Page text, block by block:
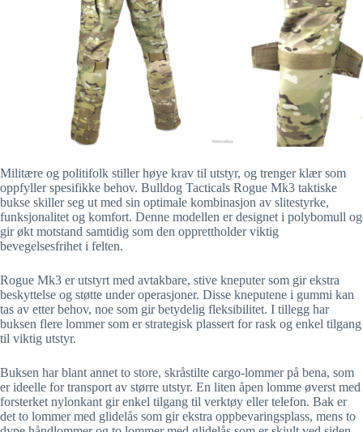
Militære og politifolk stiller høye krav til utstyr, og trenger klær som
oppfyller spesifikke behov. Bulldog Tacticals Rogue Mk3 taktiske
bukse skiller seg ut med sin optimale kombinasjon av slitestyrke,
funksjonalitet og komfort. Denne modellen er designet i polybomull og
gir økt motstand samtidig som den opprettholder viktig
bevegelsesfrihet i felten.
Rogue Mk3 er utstyrt med avtakbare, stive kneputer som gir ekstra
beskyttelse og støtte under operasjoner. Disse kneputene i gummi kan
tas av etter behov, noe som gir betydelig fleksibilitet. I tillegg har
buksen flere lommer som er strategisk plassert for rask og enkel tilgang
til viktig utstyr.
Buksen har blant annet to store, skråstilte cargo-lommer på bena, som
er ideelle for transport av større utstyr. En liten åpen lomme øverst med
forsterket nylonkant gir enkel tilgang til verktøy eller telefon. Bak er
det to lommer med glidelås som gir ekstra oppbevaringsplass, mens to